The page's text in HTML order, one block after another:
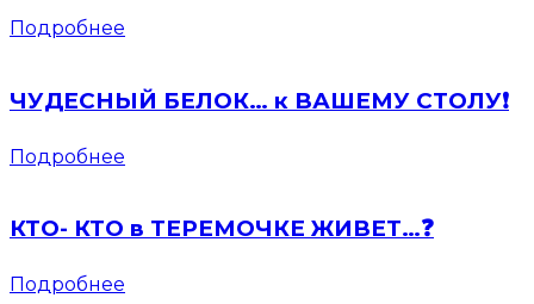
Подробнее
ЧУДЕСНЫЙ БЕЛОК… к ВАШЕМУ СТОЛУ❗️
Подробнее
КТО- КТО в ТЕРЕМОЧКЕ ЖИВЕТ…❓
Подробнее